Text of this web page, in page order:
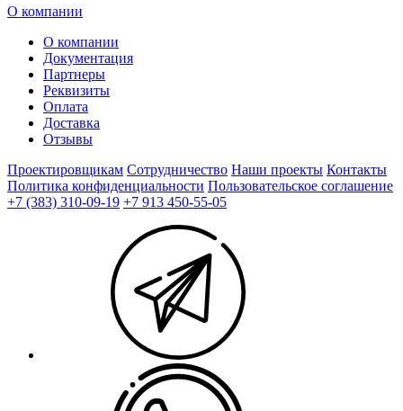
О компании
О компании
Документация
Партнеры
Реквизиты
Оплата
Доставка
Отзывы
Проектировщикам Сотрудничество Наши проекты Контакты
Политика конфиденциальности Пользовательское соглашение
+7 (383) 310-09-19 +7 913 450-55-05